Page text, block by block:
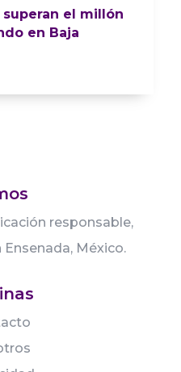
superan el millón
en Baja
responsable,
México.